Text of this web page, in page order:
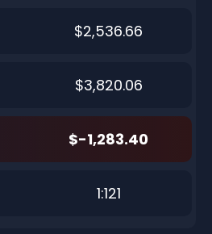
$2,536.66
$3,820.06
$-1,283.40
1:121